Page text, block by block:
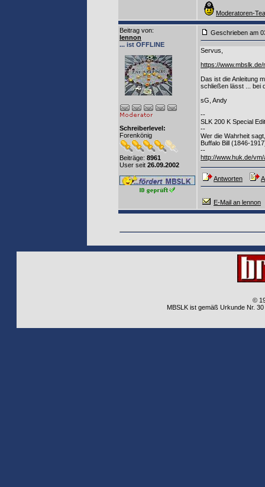
Moderatoren-
Beitrag von:
lennon
... ist OFFLINE
Schreiberlevel:
Forenkönig
Beiträge: 8961
User seit 26.09.2002
Geschrieben am
Servus,
https://www.mbslk.de/
Das ist die Anleitung
schließen lässt ... bei
sG, Andy
--
SLK 200 K Special
--
Wer die Wahrheit
Buffalo Bill (1846-
--
http://www.huk.de/
Antworten
E-Mail an lennon
©
MBSLK ist gemäß Urkunde Nr.